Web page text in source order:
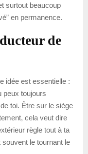
surtout beaucoup
en permanence.
de
idée est essentielle :
peux toujours
toi. Être sur le siège
cela veut dire
règle tout à ta
souvent le tournant le